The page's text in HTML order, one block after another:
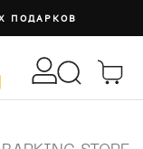
ПОДАРКОВ